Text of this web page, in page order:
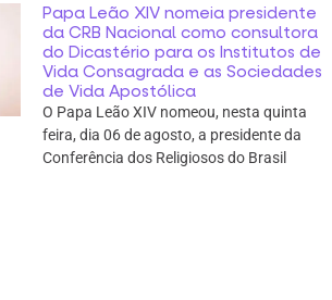
Papa Leão XIV nomeia presidente
da CRB Nacional como consultora
do Dicastério para os Institutos de
Vida Consagrada e as Sociedades
de Vida Apostólica
O Papa Leão XIV nomeou, nesta quinta
feira, dia 06 de agosto, a presidente da
Conferência dos Religiosos do Brasil